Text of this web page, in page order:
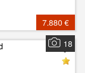
7.880 €
18